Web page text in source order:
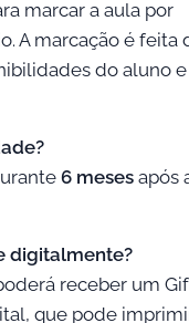
marcar a aula por
A marcação é feita
do aluno
6 meses após
digitalmente?
receber um
que pode